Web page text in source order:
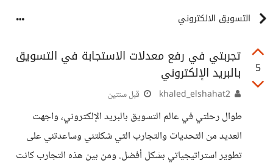
التسويق الالكتروني
5
تجربتي في رفع معدلات الاستجابة في التسويق
بالبريد الإلكتروني
قبل سنتين
طوال رحلتي في عالم التسويق بالبريد الإلكتروني، واجهت
العديد من التحديات والتجارب التي شكلتني وساعدتني على
تطوير استراتيجياتي بشكل أفضل. ومن بين هذه التجارب كانت